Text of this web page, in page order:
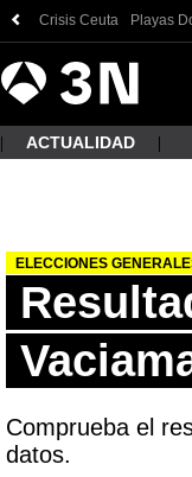
Crisis Ceuta Playas
3
Noticias
ACTUALIDAD
ELECCIONES
Comprueba el
datos.